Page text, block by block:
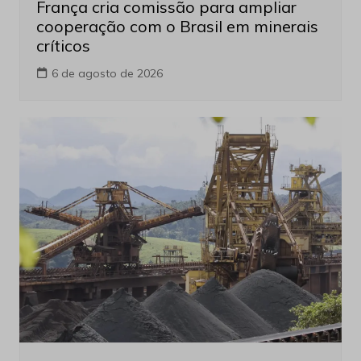
França cria comissão para ampliar
cooperação com o Brasil em minerais
críticos
6 de agosto de 2026